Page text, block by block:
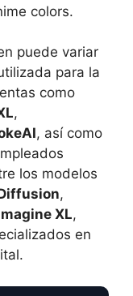
colors.
puede variar
para la
como
,
, así como
los modelos
,
XL,
en